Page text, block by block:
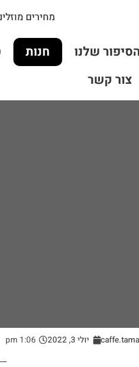
מחירים
הסיפור שלנו חנות
צור קשר
יולי 3, 2022 1:06 pm